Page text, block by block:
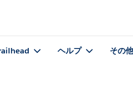
ヘルプ その他